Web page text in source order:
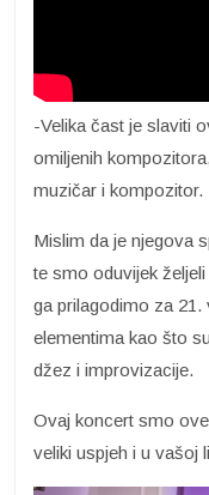
-Velika čast je slaviti
omiljenih
muzičar i kompozitor.
Mislim da je njegova
te smo oduvijek
ga prilagodimo za
elementima kao što
džez i improvizacije.
Ovaj koncert smo
veliki uspjeh i u vašoj